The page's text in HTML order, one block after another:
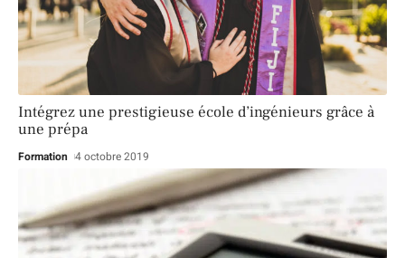
Intégrez une prestigieuse école d’ingénieurs grâce à
une prépa
Formation 4 octobre 2019